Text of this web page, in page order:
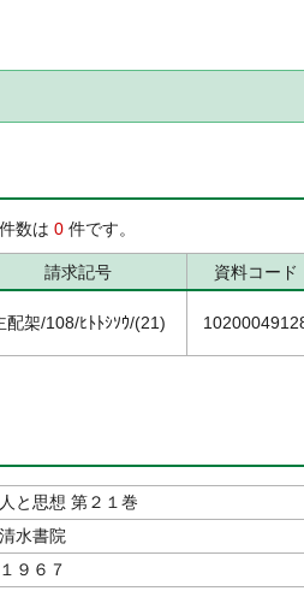
数は 0 件です。
請求記号 資料コード
配架/108/ﾋﾄﾄｼｿｳ/(21)
人と思想 第２１巻
清水書院
１９６７